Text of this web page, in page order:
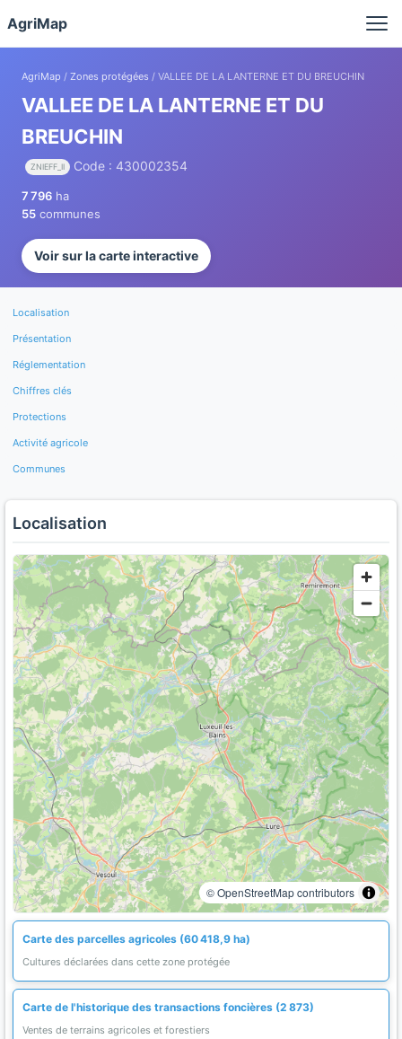
AgriMap
AgriMap / Zones protégées / VALLEE DE LA LANTERNE ET DU BREUCHIN
VALLEE DE LA LANTERNE ET DU
BREUCHIN
ZNIEFF_II Code : 430002354
7 796 ha
55 communes
Voir sur la carte interactive
Localisation
Présentation
Réglementation
Chiffres clés
Protections
Activité agricole
Communes
Localisation
© OpenStreetMap contributors
Carte des parcelles agricoles (60 418,9 ha)
Cultures déclarées dans cette zone protégée
Carte de l'historique des transactions foncières (2 873)
Ventes de terrains agricoles et forestiers